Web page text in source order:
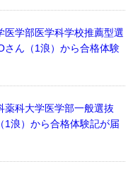
医学部医学科学校推薦型選
さん（1浪）から合格体験
薬科大学医学部一般選抜
1浪）から合格体験記が届